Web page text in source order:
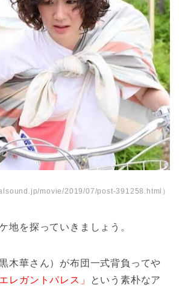
movie/2019/07/post-391258.html）
地を探っていきましょう。
木華さん）が布団一式背負ってや
エレガントパレス」
という素朴なア